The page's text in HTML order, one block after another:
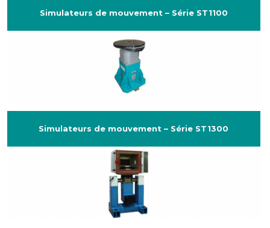
Simulateurs de mouvement – Série ST1100
Simulateurs de mouvement – Série ST1300